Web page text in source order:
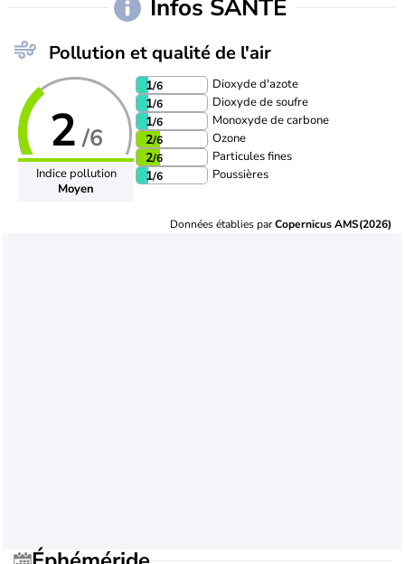
Infos SANTÉ
Pollution et qualité de l'air
2 /6
Indice pollution
Moyen
1/6 Dioxyde d'azote
1/6 Dioxyde de soufre
1/6 Monoxyde de carbone
2/6 Ozone
2/6 Particules fines
1/6 Poussières
Données établies parCopernicus AMS(2026)